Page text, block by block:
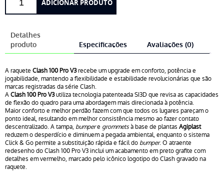
Clash
100
Pro
V3
Reverse
ADICIONAR PRODUTO
Detalhes
produto
Especificações Avaliações (0)
A raquete Clash 100 Pro V3recebe um upgrade em conforto, potência e
jogabilidade, mantendo a flexibilidade e estabilidade revolucionárias que são
marcas registradas da série Clash.
AClash 100 Pro V3utiliza tecnologia patenteada SI3D que revisa as capacidades
de flexão do quadro para uma abordagem mais direcionada à potência.
Maior conforto e melhor perdão fazem com que todos os lugares pareçam o
ponto ideal, resultando em melhor consistência mesmo ao fazer contato
descentralizado. A tampa, bumpere grommetsà base de plantas Agiplast
reduzem o desperdício e diminuem a pegada ambiental, enquanto o sistema
Click & Go permite a substituição rápida e fácil do bumper. O atraente
redesenho do Clash 100 Pro V3 inclui um acabamento em preto grafite com
detalhes em vermelho, marcado pelo icônico logotipo do Clash gravado na
raquete.